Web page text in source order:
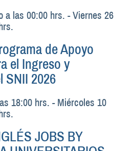
a las 00:00 hrs. -Viernes 26
de Apoyo
el Ingreso y
SNII 2026
18:00 hrs. - Miércoles 10
JOBS BY